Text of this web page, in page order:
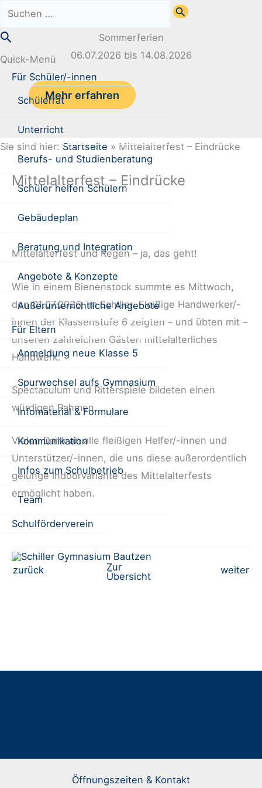
Zum
springen
Suchen
Suchen
Quick-Menü
Für Schüler/-innen
Schülerrat
Unterricht
Berufs- und Studienberatung
Schüler helfen Schülern
Gebäudeplan
Beratung und Integration
Angebote & Konzepte
Außerunterrichtliche Angebote
Für Eltern
Anmeldung neue Klasse 5
Spurwechsel aufs Gymnasium
Infomaterial & Formulare
Kommunikation
Infos zum Schulbetrieb
Team
Schulförderverein
Sommerferien
06.07.2026 bis 14.08.2026
Mehr erfahren
Sie sind hier: Startseite » Mittelalterfest – Eindrücke
Mittelalterfest – Eindrücke
Mittelalterfest und Regen – ja, das geht!
Wie in einem Bienenstock summte es Mittwoch,
den 01.07.2026, im Schiller. Fleißige Handwerker/-
innen der Klassenstufe 6 zeigten – und übten mit –
unseren zahlreichen Gästen mittelalterliches
Handwerk.
Spectaculum und Ritterspiele bildeten einen
würdigen Rahmen.
Vielen Dank an alle fleißigen Helfer/-innen und
Unterstützer/-innen, die uns diese außerordentlich
gelunge Indoorvariante des Mittelalterfests
ermöglicht haben.
Beitrags-
zurück
Zur
Übersicht
weiter
Öffnungszeiten & Kontakt